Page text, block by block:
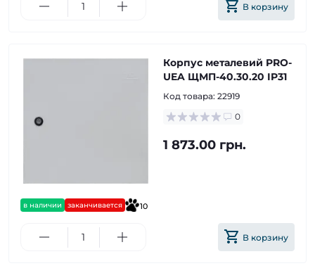
В корзину
в наличии заканчивается 10
Корпус металевий PRO-
UEA ЩМП-40.30.20 IP31
Код товара: 22919
0
1 873.00 грн.
В корзину